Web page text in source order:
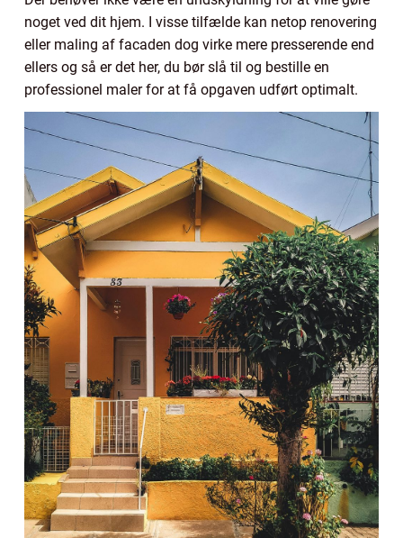
noget ved dit hjem. I visse tilfælde kan netop renovering
eller maling af facaden dog virke mere presserende end
ellers og så er det her, du bør slå til og bestille en
professionel maler for at få opgaven udført optimalt.